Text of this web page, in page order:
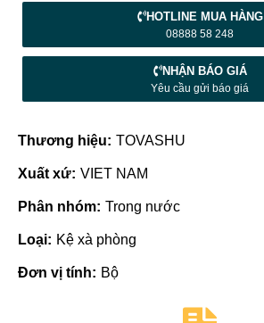
HOTLINE MUA HÀNG
08888 58 248
NHẬN BÁO GIÁ
Yêu cầu gửi báo giá
Thương hiệu: TOVASHU
Xuất xứ: VIET NAM
Phân nhóm: Trong nước
Loại: Kệ xà phòng
Đơn vị tính: Bộ